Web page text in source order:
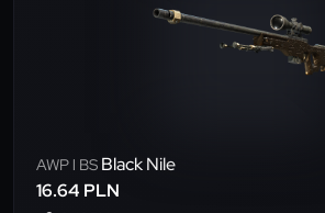
AWP l BS Black Nile
16.64 PLN